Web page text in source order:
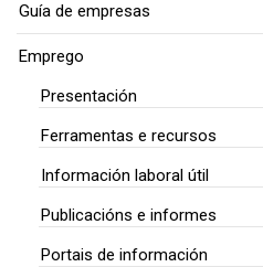
Guía de empresas
Emprego
Presentación
Ferramentas e recursos
Información laboral útil
Publicacións e informes
Portais de información